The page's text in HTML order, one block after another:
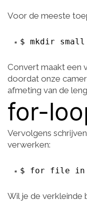
Voor de meeste
$ mkdir small
Convert maakt een
doordat onze
afmeting van de
for-
Vervolgens
verwerken:
$ for file in
Wil je de verkleinde